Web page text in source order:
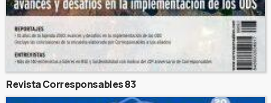
Revista Corresponsables 83